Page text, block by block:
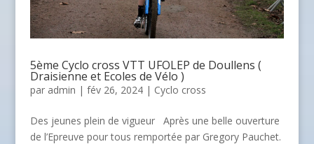
5ème Cyclo cross VTT UFOLEP de Doullens (
Draisienne et Ecoles de Vélo )
par admin | fév 26, 2024 | Cyclo cross
Des jeunes plein de vigueur Après une belle ouverture
de l’Epreuve pour tous remportée par Gregory Pauchet.